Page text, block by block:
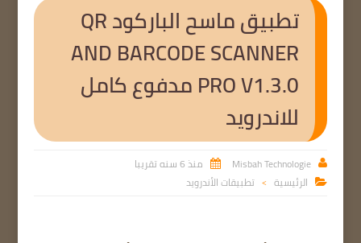
تطبيق ماسح الباركود QR
AND BARCODE SCANNER
PRO V1.3.0 مدفوع كامل
للاندرويد

Misbah Technologie
 منذ 6 سنه تقريبا
 الرئيسية > تطبيقات الأندرويد